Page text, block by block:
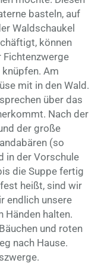
basteln, auf
Waldschaukel
können
Fichtenzwerge
Am
mit in den Wald.
über das
Nach der
der große
(so
in der Vorschule
die Suppe fertig
heißt, sind wir
endlich unsere
Händen halten.
und roten
nach Hause.